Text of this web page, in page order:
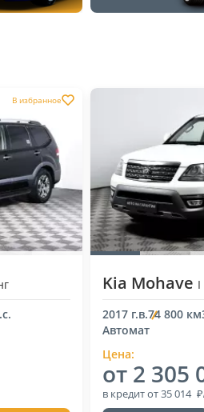
В избранное
Kia Mohave I
2017 г.в.74 800 км
Автомат
Цена:
от 2 305
в кредитот 35 014